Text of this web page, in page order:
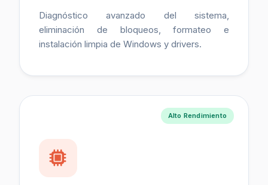
Diagnóstico avanzado del sistema,
eliminación de bloqueos, formateo e
instalación limpia de Windows y drivers.
Alto Rendimiento